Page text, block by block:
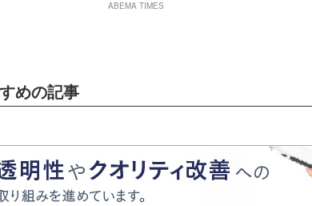
ABEMA TIMES
めの記事